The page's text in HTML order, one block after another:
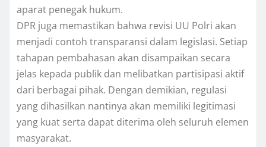
aparat penegak hukum.
DPR juga memastikan bahwa revisi UU Polri akan
menjadi contoh transparansi dalam legislasi. Setiap
tahapan pembahasan akan disampaikan secara
jelas kepada publik dan melibatkan partisipasi aktif
dari berbagai pihak. Dengan demikian, regulasi
yang dihasilkan nantinya akan memiliki legitimasi
yang kuat serta dapat diterima oleh seluruh elemen
masyarakat.